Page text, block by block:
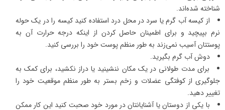
شناخته‌ شده‌اند.
از کیسه آب گرم یا سرد در محل درد استفاده کنید کیسه را در یک حوله
نرم بپیچید و برای اطمینان حاصل کردن از اینکه درجه حرارت آن به
پوستتان آسیب نمی‌زند به‌ طور منظم پوست خود را بررسی کنید.
دوش آب گرم بگیرید.
برای مدت طولانی در یک مکان ننشینید یا دراز نکشید، برای کمک به
جلوگیری از کوفتگی عضلات و زخم بستر به ‌طور منظم موقعیت خود را
تغییر دهید.
با یکی از دوستان یا آشنایانتان در مورد خود صحبت کنید این کار ممکن